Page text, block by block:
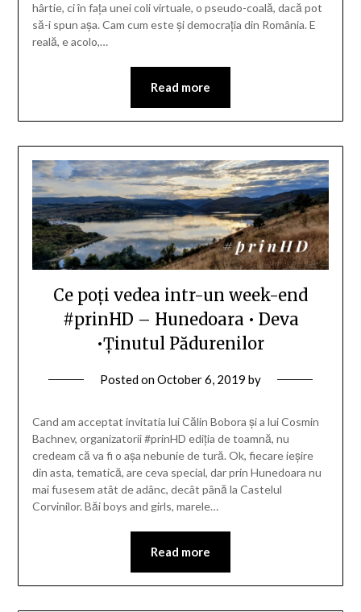
hârtie, ci în fața unei coli virtuale, o pseudo-coală, dacă pot
să-i spun așa. Cam cum este și democrația din România. E
reală, e acolo,…
Read more
Ce poți vedea intr-un week-end
#prinHD – Hunedoara • Deva
•Ținutul Pădurenilor
Posted onOctober 6, 2019 by
Cand am acceptat invitatia lui Călin Bobora și a lui Cosmin
Bachnev, organizatorii #prinHD ediția de toamnă, nu
credeam că va fi o așa nebunie de tură. Ok, fiecare ieșire
din asta, tematică, are ceva special, dar prin Hunedoara nu
mai fusesem atât de adânc, decât până la Castelul
Corvinilor. Băi boys and girls, marele…
Read more